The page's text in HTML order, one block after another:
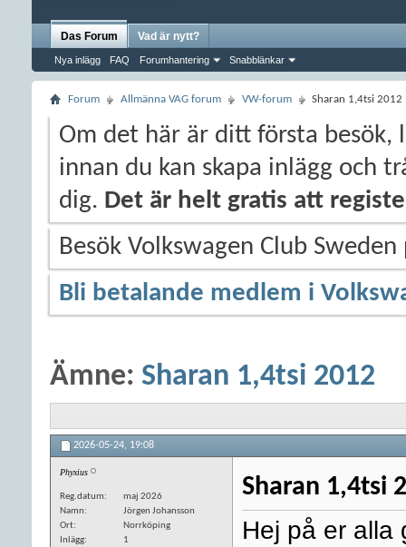
Das Forum
Nya inlägg FAQ Forumhantering Snabblänkar
Vad är nytt?
Forum Allmänna VAG forum VW-forum Sharan 1,4tsi 2012
Om det här är ditt första besök,
innan du kan skapa inlägg och
dig. Det är helt gratis att
Besök Volkswagen Club
Bli betalande medlem i
Ämne: Sharan 1,4tsi 2012
2026-05-24, 19:08
Phyxius
Reg.datum
maj 2026
Namn
Jörgen Johansson
Ort
Norrköping
Inlägg
1
Sharan 1,4tsi
Hej på er alla